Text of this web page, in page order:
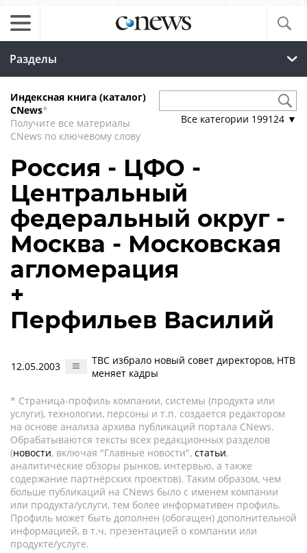
Разделы
Индексная книга (каталог)
CNews*
Получите все материалы
CNews по ключевому слову
Все категории 199124 ▼
Россия - ЦФО -
Центральный
федеральный округ -
Москва - Московская
агломерация
+
Перфильев Василий
12.05.2003
ТВС избрало новый совет директоров, НТВ
меняет кадры
* Страница-профиль компании, системы (продукта или
услуги), технологии, персоны и т.п. создается редактором
на основе анализа архива публикаций портала CNews.
Обрабатываются тексты всех редакционных разделов
(новости, включая "Главные новости", статьи,
аналитические обзоры рынков, интервью, а также
содержание партнёрских проектов). Таким образом, чем
больше публикаций на CNews было с именем компании
или продукта/услуги, тем более информативен профиль.
Профиль может быть дополнен (обогащен) дополнительной
информацией, в т.ч. презентацией о компании или
продукте/услуге.